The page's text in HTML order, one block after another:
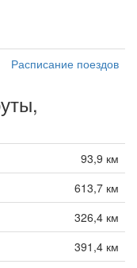
Расписание поездов
93,9 км
613,7 км
326,4 км
391,4 км